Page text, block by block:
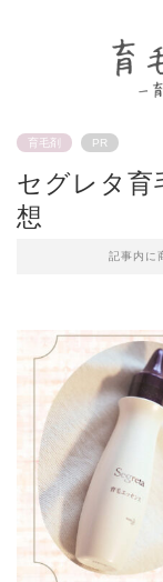
育毛剤 PR
セグレタ育
想
記事内に